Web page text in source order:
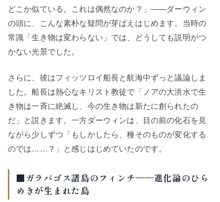
どこか似ている。これは偶然なのか？」——ダーウィン
の頭に、こんな素朴な疑問が芽ばえはじめます。当時の
常識「生き物は変わらない」では、どうしても説明がつ
かない光景でした。
さらに、彼はフィッツロイ船長と航海中ずっと議論しま
した。船長は熱心なキリスト教徒で「ノアの大洪水で生
き物は一斉に絶滅し、今の生き物は新たに創られたの
だ」と説きます。一方ダーウィンは、目の前の化石を見
ながら少しずつ「もしかしたら、種そのものが変化する
のでは……？」と感じはじめていたのです。
■ガラパゴス諸島のフィンチ——進化論のひら
めきが生まれた島